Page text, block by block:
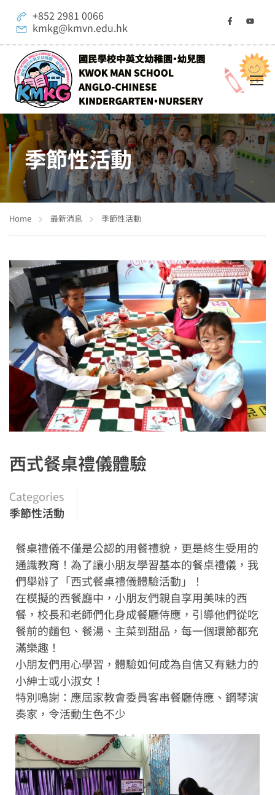
+852 2981 0066
kmkg@kmvn.edu.hk
季節性活動
Home 最新消息 季節性活動
西式餐桌禮儀體驗
Categories
季節性活動
餐桌禮儀不僅是公認的用餐禮貌，更是終生受用的
通識教育！為了讓小朋友學習基本的餐桌禮儀，我
們舉辦了「西式餐桌禮儀體驗活動」！
在模擬的西餐廳中，小朋友們親自享用美味的西
餐，校長和老師們化身成餐廳侍應，引導他們從吃
餐前的麵包、餐湯、主菜到甜品，每一個環節都充
滿樂趣！
小朋友們用心學習，體驗如何成為自信又有魅力的
小紳士或小淑女！
特別鳴謝：應屆家教會委員客串餐廳侍應、鋼琴演
奏家，令活動生色不少